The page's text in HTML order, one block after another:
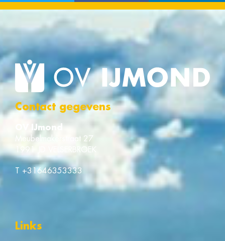
Contact gegevens
OV IJmond
Meubelmakerstraat 27
1991 JD VELSERBROEK
T +31646353333
Links